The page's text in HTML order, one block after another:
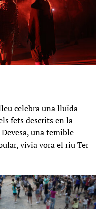
celebra una lluïda
fets descrits en la
una temible
vivia vora el riu Ter